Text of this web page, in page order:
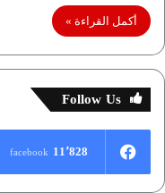
أكمل القراءة »
Follow Us
11٬828 facebook